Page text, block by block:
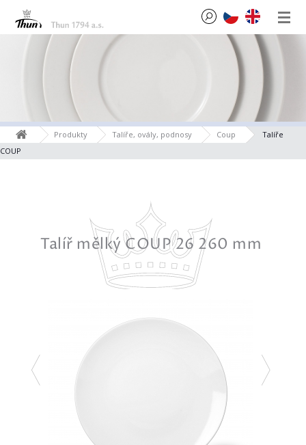
Produkty Talíře, ovály, podnosy Coup
Talíře
COUP
Talíř mělký COUP 26 260 mm